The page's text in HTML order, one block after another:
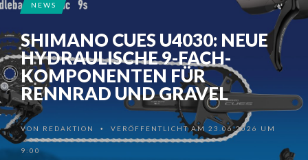
NEWS
SHIMANO CUES U4030: NEUE
HYDRAULISCHE 9-FACH-
KOMPONENTEN FÜR
RENNRAD UND GRAVEL
VON REDAKTION • VERÖFFENTLICHT AM 23.06.2026 UM
9:00